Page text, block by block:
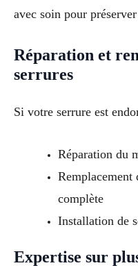
avec soin pour
Réparation et
serrures
Si votre serrure est
Réparation du
Remplacement
complète
Installation de
Expertise sur